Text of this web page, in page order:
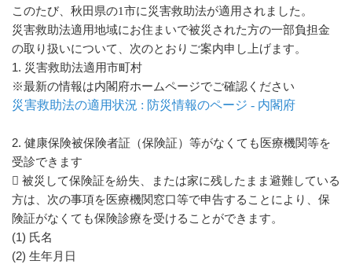
このたび、秋田県の1市に災害救助法が適用されました。
災害救助法適用地域にお住まいで被災された方の一部負担金
の取り扱いについて、次のとおりご案内申し上げます。
1. 災害救助法適用市町村
※最新の情報は内閣府ホームページでご確認ください
災害救助法の適用状況 : 防災情報のページ - 内閣府
2. 健康保険被保険者証（保険証）等がなくても医療機関等を
受診できます
 被災して保険証を紛失、または家に残したまま避難している
方は、次の事項を医療機関窓口等で申告することにより、保
険証がなくても保険診療を受けることができます。
(1) 氏名
(2) 生年月日